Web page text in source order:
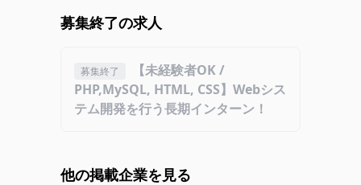
募集終了の求人
募集終了
【未経験者OK /
PHP,MySQL, HTML, CSS】Webシス
テム開発を行う長期インターン！
他の掲載企業を見る